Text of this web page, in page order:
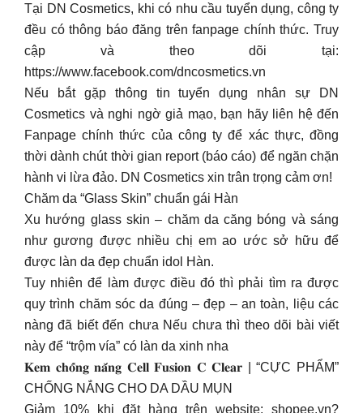
Tại DN Cosmetics, khi có nhu cầu tuyển dụng, công ty
đều có thông báo đăng trên fanpage chính thức. Truy
cập và theo dõi tại:
https://www.facebook.com/dncosmetics.vn
Nếu bắt gặp thông tin tuyển dụng nhân sự DN
Cosmetics và nghi ngờ giả mạo, bạn hãy liên hệ đến
Fanpage chính thức của công ty để xác thực, đồng
thời dành chút thời gian report (báo cáo) để ngăn chặn
hành vi lừa đảo. DN Cosmetics xin trân trọng cảm ơn!
Chăm da “Glass Skin” chuẩn gái Hàn
Xu hướng glass skin – chăm da căng bóng và sáng
như gương được nhiều chị em ao ước sở hữu để
được làn da đẹp chuẩn idol Hàn.
Tuy nhiên để làm được điều đó thì phải tìm ra được
quy trình chăm sóc da đúng – đẹp – an toàn, liệu các
nàng đã biết đến chưa Nếu chưa thì theo dõi bài viết
này để “trộm vía” có làn da xinh nha
𝐊𝐞𝐦 𝐜𝐡𝐨̂́𝐧𝐠 𝐧𝐚̆́𝐧𝐠 𝐂𝐞𝐥𝐥 𝐅𝐮𝐬𝐢𝐨𝐧 𝐂 𝐂𝐥𝐞𝐚𝐫 | “CỰC PHẨM”
CHỐNG NẮNG CHO DA DẦU MỤN
Giảm 10% khi đặt hàng trên website: shopee.vn?